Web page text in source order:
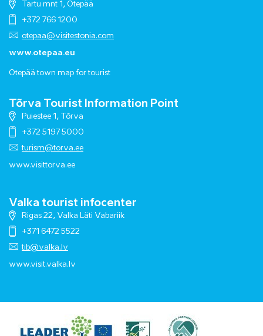
Tartu mnt 1, Otepää
+372 766 1200
otepaa@visitestonia.com
www.otepaa.eu
Otepää town map for tourist
Tõrva Tourist Information Point
Puiestee 1, Tõrva
+372 5197 5000
turism@torva.ee
www.visittorva.ee
Valka tourist infocenter
Rigas 22, Valka Läti Vabariik
+371 6472 5522
tib@valka.lv
www.visit.valka.lv